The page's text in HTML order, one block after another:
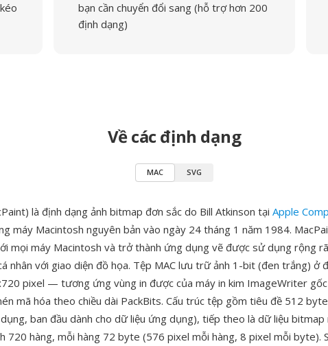
bạn cần chuyển đổi sang (hỗ trợ hơn 200
định dạng)
Về các định dạng
MAC SVG
là định dạng ảnh bitmap đơn sắc do Bill Atkinson tại Apple
máy Macintosh nguyên bản vào ngày 24 tháng 1 năm 1984.
mọi máy Macintosh và trở thành ứng dụng vẽ được sử dụng rộng
nhân với giao diện đồ họa. Tệp MAC lưu trữ ảnh 1-bit (đen trắng) ở
pixel — tương ứng vùng in được của máy in kim ImageWriter
mã hóa theo chiều dài PackBits. Cấu trúc tệp gồm tiêu đề 512
ban đầu dành cho dữ liệu ứng dụng), tiếp theo là dữ liệu
720 hàng, mỗi hàng 72 byte (576 pixel mỗi hàng, 8 pixel mỗi byte).